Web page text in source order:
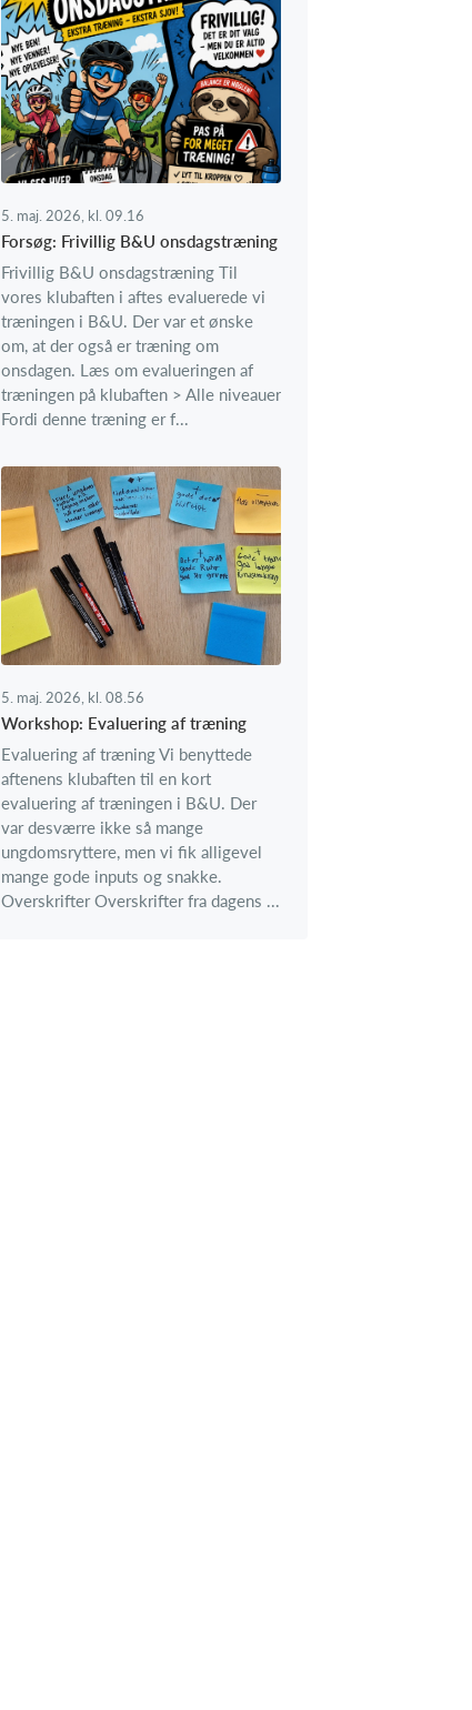
5. maj. 2026, kl. 09.16
Forsøg: Frivillig B&U onsdagstræning
Frivillig B&U onsdagstræning Til
vores klubaften i aftes evaluerede vi
træningen i B&U. Der var et ønske
om, at der også er træning om
onsdagen. Læs om evalueringen af
træningen på klubaften > Alle niveauer
Fordi denne træning er f...
5. maj. 2026, kl. 08.56
Workshop: Evaluering af træning
Evaluering af træning Vi benyttede
aftenens klubaften til en kort
evaluering af træningen i B&U. Der
var desværre ikke så mange
ungdomsryttere, men vi fik alligevel
mange gode inputs og snakke.
Overskrifter Overskrifter fra dagens ...